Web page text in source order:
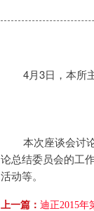
4月3日，本所
论总结委员会的工
活动等。
上一篇： 迪正2015年